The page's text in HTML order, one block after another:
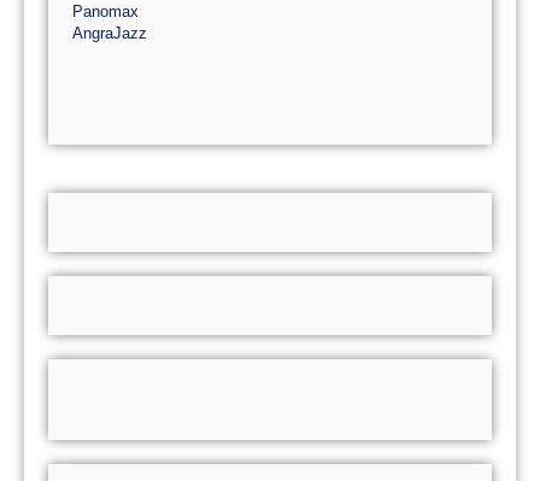
Panomax
AngraJazz